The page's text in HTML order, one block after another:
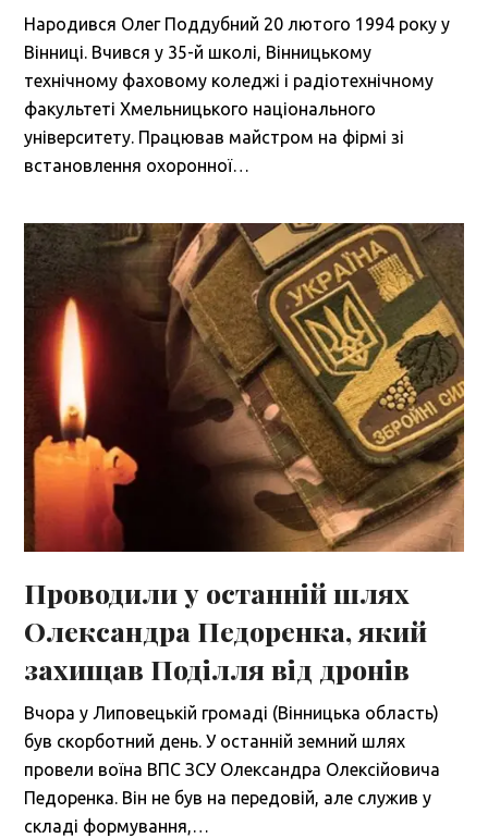
Народився Олег Поддубний 20 лютого 1994 року у
Вінниці. Вчився у 35-й школі, Вінницькому
технічному фаховому коледжі і радіотехнічному
факультеті Хмельницького національного
університету. Працював майстром на фірмі зі
встановлення охоронної…
Проводили у останній шлях
Олександра Педоренка, який
захищав Поділля від дронів
Вчора у Липовецькій громаді (Вінницька область)
був скорботний день. У останній земний шлях
провели воїна ВПС ЗСУ Олександра Олексійовича
Педоренка. Він не був на передовій, але служив у
складі формування,…